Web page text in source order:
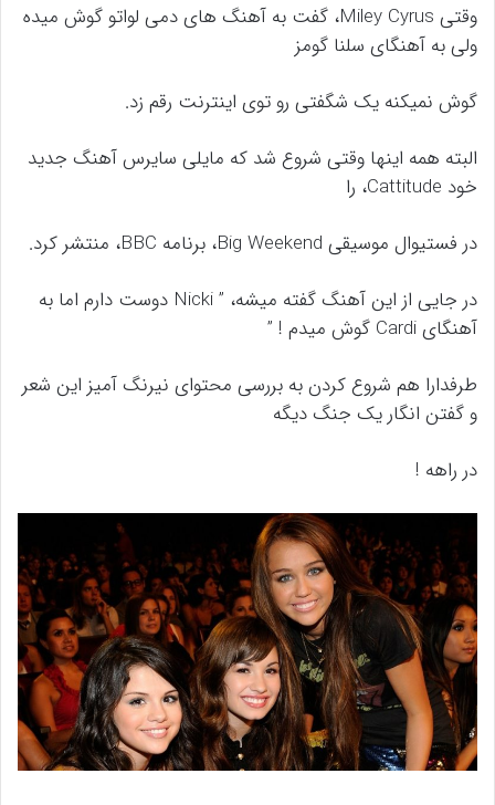
وقتی Miley Cyrus، گفت به آهنگ های دمی لواتو گوش میده
ولی به آهنگای سلنا گومز
گوش نمیکنه یک شگفتی رو توی اینترنت رقم زد.
البته همه اینها وقتی شروع شد که مایلی سایرس آهنگ جدید
خود Cattitude، را
در فستیوال موسیقی Big Weekend، برنامه BBC، منتشر کرد.
در جایی از این آهنگ گفته میشه، ” Nicki دوست دارم اما به
آهنگای Cardi گوش میدم ! ”
طرفدارا هم شروع کردن به بررسی محتوای نیرنگ آمیز این شعر
و گفتن انگار یک جنگ دیگه
در راهه !